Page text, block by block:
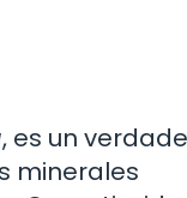
, es un
minerales